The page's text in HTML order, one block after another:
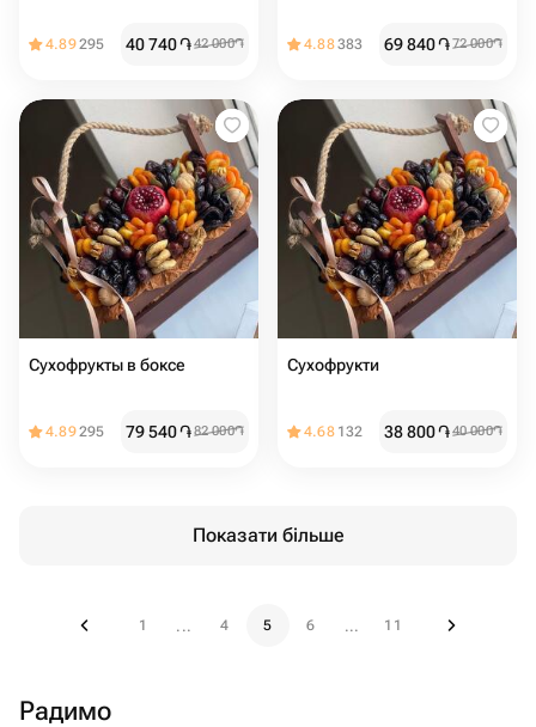
4.89295 40 740֏42 000֏ 4.88383 69 840֏72 000֏
Сухофрукты в боксе
4.89295 79 540֏82 000֏
Сухофрукти
4.68 132 38 800֏40 000֏
Показати більше
1 ... 4 5 6 ... 11
Радимо